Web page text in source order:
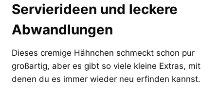
Servierideen und leckere
Abwandlungen
Dieses cremige Hähnchen schmeckt schon pur
großartig, aber es gibt so viele kleine Extras, mit
denen du es immer wieder neu erfinden kannst.